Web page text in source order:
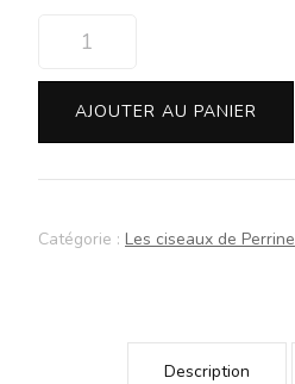
quantité
forte
AJOUTER AU PANIER
Catégorie : Les ciseaux de Perrine
Description